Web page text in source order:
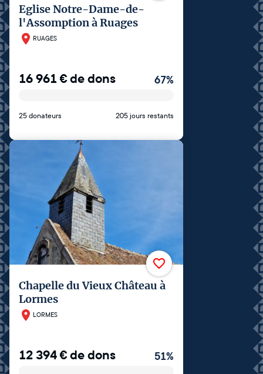
Eglise Notre-Dame-de-
l'Assomption à Ruages
RUAGES
16 961€de dons 67%
25 donateurs 205 jours restants
Chapelle du Vieux Château à
Lormes
LORMES
12 394€de dons 51%